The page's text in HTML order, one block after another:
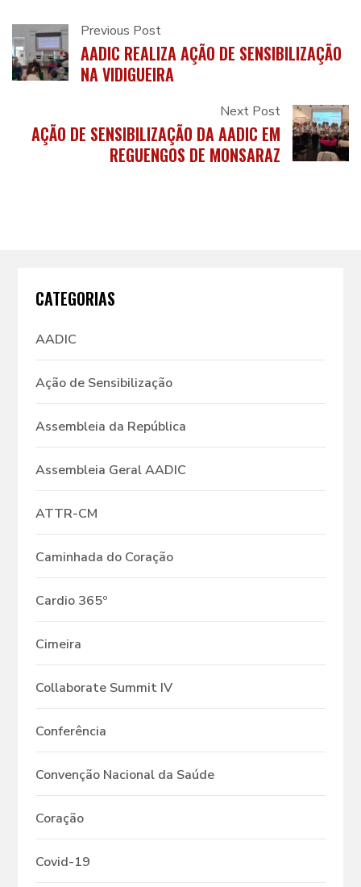
Previous Post
AADIC REALIZA AÇÃO DE SENSIBILIZAÇÃO
NA VIDIGUEIRA
Next Post
AÇÃO DE SENSIBILIZAÇÃO DA AADIC EM
REGUENGOS DE MONSARAZ
CATEGORIAS
AADIC
Ação de Sensibilização
Assembleia da República
Assembleia Geral AADIC
ATTR-CM
Caminhada do Coração
Cardio 365º
Cimeira
Collaborate Summit IV
Conferência
Convenção Nacional da Saúde
Coração
Covid-19